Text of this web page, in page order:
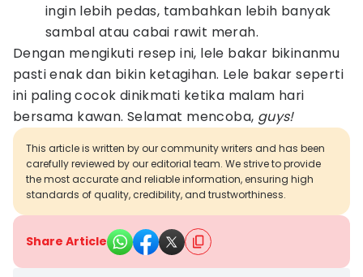
ingin lebih pedas, tambahkan lebih banyak
sambal atau cabai rawit merah.
Dengan mengikuti resep ini, lele bakar bikinanmu
pasti enak dan bikin ketagihan. Lele bakar seperti
ini paling cocok dinikmati ketika malam hari
bersama kawan. Selamat mencoba, guys!
This article is written by our community writers and has been
carefully reviewed by our editorial team. We strive to provide
the most accurate and reliable information, ensuring high
standards of quality, credibility, and trustworthiness.
Share Article